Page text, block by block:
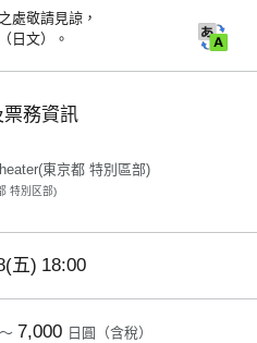
處敬請見諒，
日文）。
務資訊
東京都 特別區部)
特別区部)
五) 18:00
7,000 日圓（含稅）